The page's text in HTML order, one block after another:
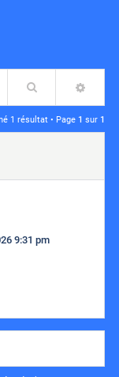
Rechercher
1 résultat • Page 1 sur 1
9:31 pm